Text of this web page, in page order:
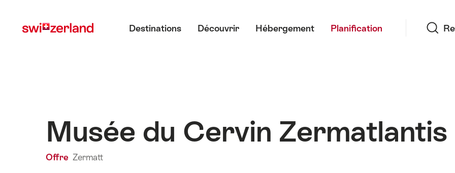
myswitzerland.com
Destinations Découvrir Hébergement Planification
Musée du Cervin Zermatlantis
Offre Zermatt